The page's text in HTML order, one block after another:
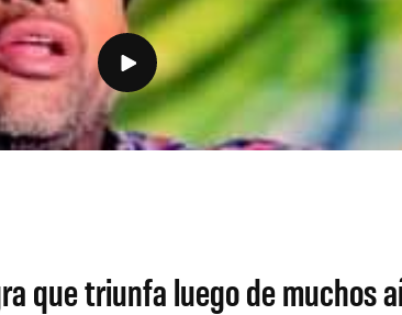
que triunfa luego de muchos